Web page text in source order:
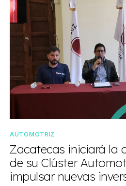
AUTOMOTRIZ
Zacatecas iniciará la
de su Clúster
impulsar nuevas